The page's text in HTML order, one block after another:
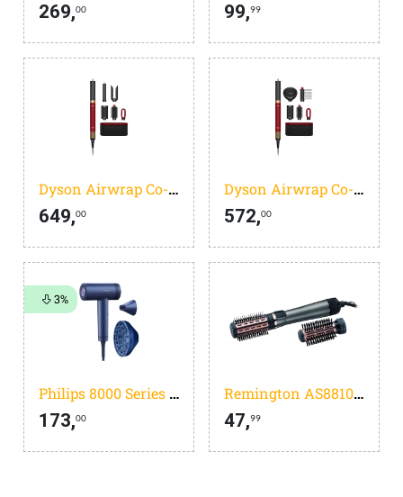
269,00 99,99
Dyson Airwrap Co-anda 2x Straight + Wavy Red Velvet
649,00
Dyson Airwrap Co-anda 2x Curly + Coily Red Velvet
572,00
Philips 8000 Series BHD839/10
173,00
3%
Remington AS8810 Keratin Protect Rotating Air Styler
47,99